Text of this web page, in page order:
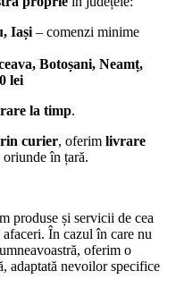
Iași– comenzi minime
Botoșani, Neamț,
lei
la timp.
curier, oferim livrare
oriunde în țară.
produse și servicii de cea
În cazul în care nu
oferim o
adaptată nevoilor specifice